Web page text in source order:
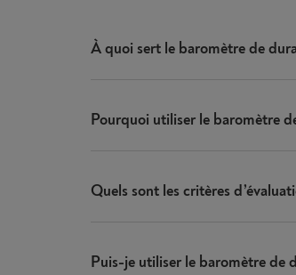
À quoi sert le baromètre de
Pourquoi utiliser le baromètre
Quels sont les critères
Puis-je utiliser le baromètre de